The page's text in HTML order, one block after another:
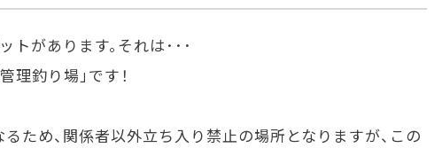
があります。それは･･･
釣り場」です！
ため、関係者以外立ち入り禁止の場所となりますが、この